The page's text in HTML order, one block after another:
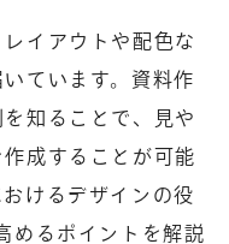
イアウトや配色な
ています。資料作
知ることで、見や
成することが可能
けるデザインの役
めるポイントを解説